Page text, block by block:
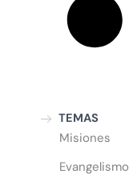
TEMAS
Misiones
Evangelismo